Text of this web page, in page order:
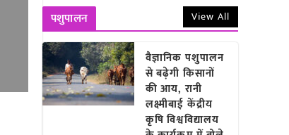
पशुपालन View All
वैज्ञानिक पशुपालन
से बढ़ेगी किसानों
की आय, रानी
लक्ष्मीबाई केंद्रीय
कृषि विश्वविद्यालय